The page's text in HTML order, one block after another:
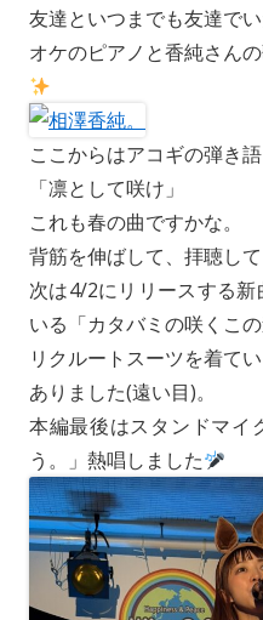
友達といつまでも友達でい
オケのピアノと香純さん
ここからはアコギの弾き
「凛として咲け」
これも春の曲ですかな。
背筋を伸ばして、拝聴して
次は4/2にリリースする
いる「カタバミの咲くこの
リクルートスーツを着て
ありました(遠い目)。
本編最後はスタンドマイ
う。」熱唱しました